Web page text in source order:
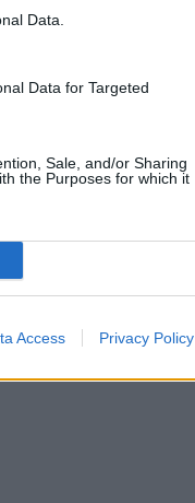
Data.
Data for Targeted
Sale, and/or Sharing
the Purposes for which it
Access Privacy Policy
– opracowania i